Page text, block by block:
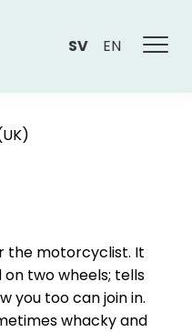
SV EN
the motorcyclist. It
two wheels; tells
you too can join in.
whacky and